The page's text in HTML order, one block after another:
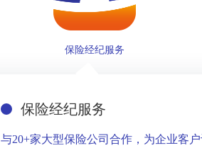
保险经纪服务
保险经纪服务
与20+家大型保险公司合作，为企业客